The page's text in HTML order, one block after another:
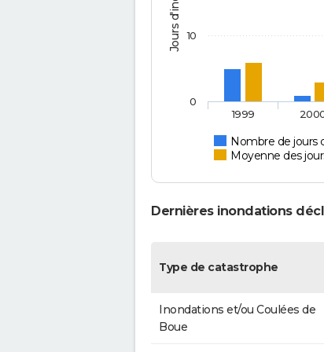
Nombre de jours
Moyenne des
1999
0
10
Dernières inondations
Type de catastrophe
Inondations et/ou Coulées de
Boue